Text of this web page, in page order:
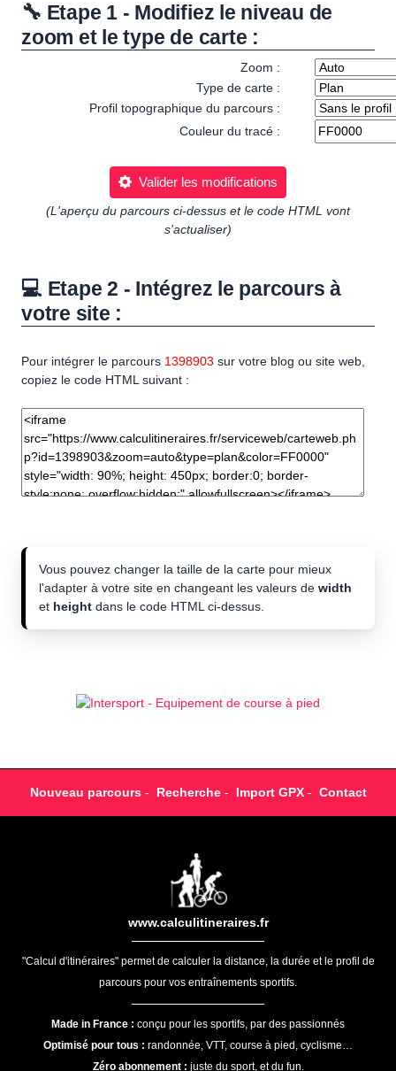
🔧 Etape 1 - Modifiez le niveau de
zoom et le type de carte :
Zoom :
Type de carte :
Profil topographique du parcours :
Couleur du tracé :
Valider les modifications
(L'aperçu du parcours ci-dessus et le code HTML vont
s'actualiser)
💻 Etape 2 - Intégrez le parcours à
votre site :
Pour intégrer le parcours 1398903 sur votre blog ou site web,
copiez le code HTML suivant :
Vous pouvez changer la taille de la carte pour mieux
l'adapter à votre site en changeant les valeurs de width
et height dans le code HTML ci-dessus.
Nouveau parcours- Recherche- Import GPX- Contact
www.calculitineraires.fr
"Calcul d'itinéraires" permet de calculer la distance, la durée et le profil de
parcours pour vos entraînements sportifs.
Made in France : conçu pour les sportifs, par des passionnés
Optimisé pour tous : randonnée, VTT, course à pied, cyclisme…
Zéro abonnement : juste du sport, et du fun.